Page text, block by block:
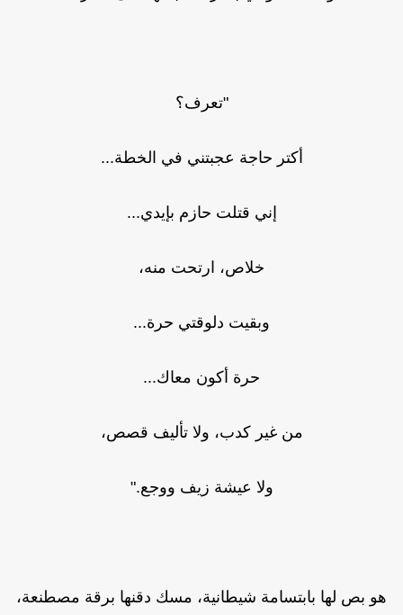
"تعرف؟
أكتر حاجة عجبتني في الخطة...
إني قتلت حازم بإيدي...
خلاص، ارتحت منه،
وبقيت دلوقتي حرة...
حرة أكون معاك...
من غير كدب، ولا تأليف قصص،
ولا عيشة زيف ووجع."
هو بص لها بابتسامة شيطانية، مسك دقنها برقة مصطنعة،